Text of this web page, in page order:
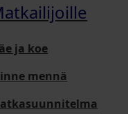
ja koe
mennä